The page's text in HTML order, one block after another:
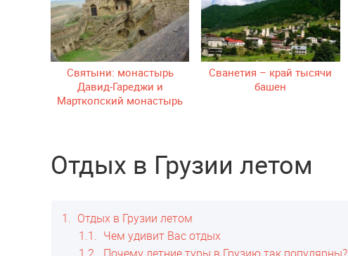
Святыни: монастырь
Давид-Гареджи и
Марткопский монастырь
Сванетия – край тысячи
башен
Отдых в Грузии летом
1
Отдых в Грузии летом
1.1
Чем удивит Вас отдых